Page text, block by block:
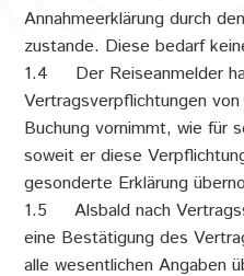
Annahmeerklärung durch
zustande. Diese bedarf
1.4 Der Reiseanmelder
Vertragsverpflichtungen
Buchung vornimmt, wie für
soweit er diese
gesonderte Erklärung
1.5 Alsbald nach
eine Bestätigung des
alle wesentlichen Angaben